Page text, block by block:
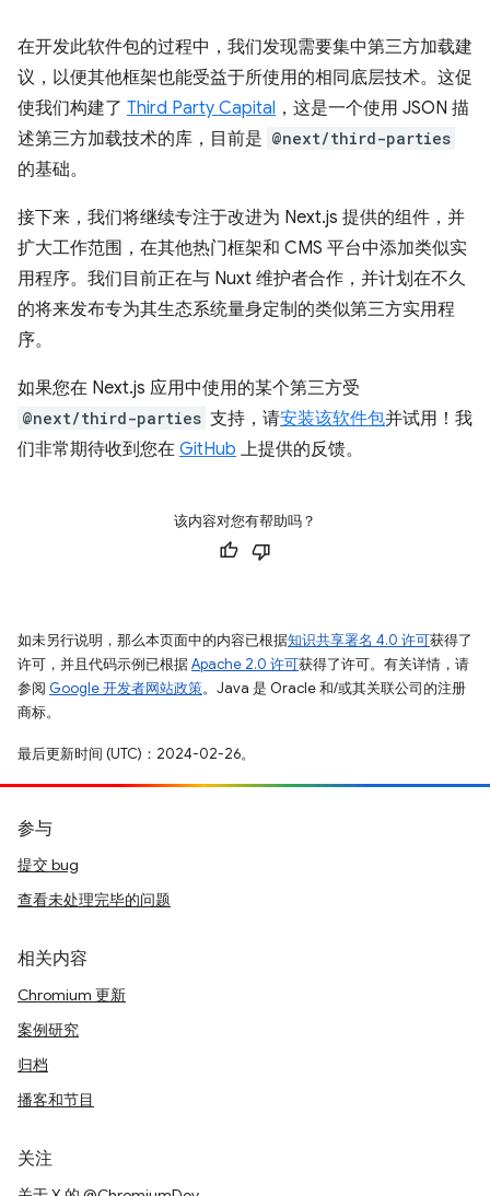
在开发此软件包的过程中，我们发现需要集中第三方加载建
议，以便其他框架也能受益于所使用的相同底层技术。这促
使我们构建了 Third Party Capital ，这是一个使用 JSON 描
述第三方加载技术的库，目前是 @next/third-parties
的基础。
接下来，我们将继续专注于改进为 Next.js 提供的组件，并
扩大工作范围，在其他热门框架和 CMS 平台中添加类似实
用程序。我们目前正在与 Nuxt 维护者合作，并计划在不久
的将来发布专为其生态系统量身定制的类似第三方实用程
序。
如果您在 Next.js 应用中使用的某个第三方受
@next/third-parties 支持，请安装该软件包并试用！我
们非常期待收到您在 GitHub 上提供的反馈。
该内容对您有帮助吗？
如未另行说明，那么本页面中的内容已根据知识共享署名 4.0 许可获得了
许可，并且代码示例已根据Apache 2.0 许可获得了许可。有关详情，请
参阅 Google 开发者网站政策。Java 是 Oracle 和/或其关联公司的注册
商标。
最后更新时间 (UTC)：2024-02-26。
参与
提交 bug
查看未处理完毕的问题
相关内容
Chromium 更新
案例研究
归档
播客和节目
关注